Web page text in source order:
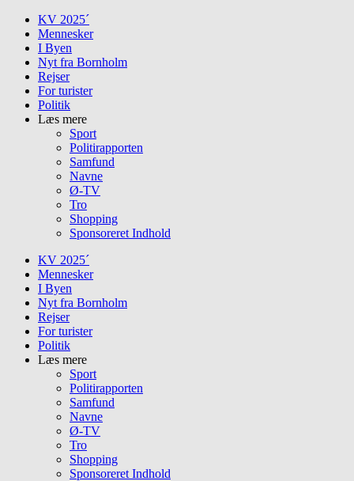
Skip
content
KV 2025´
Mennesker
I Byen
Nyt fra Bornholm
Rejser
For turister
Politik
Læs mere
Sport
Politirapporten
Samfund
Navne
Ø-TV
Tro
Shopping
Sponsoreret Indhold
KV 2025´
Mennesker
I Byen
Nyt fra Bornholm
Rejser
For turister
Politik
Læs mere
Sport
Politirapporten
Samfund
Navne
Ø-TV
Tro
Shopping
Sponsoreret Indhold